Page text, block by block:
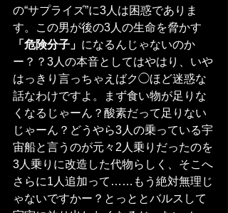
の“サプライズ”に3人は困惑でありま
す。この男が後の3人の生命を脅かす
「危険分子」 になるんじゃないのか
ー？？3人の本音としてはやはり、いや
はっきり言っちゃえばク◯ほど迷惑な
話なわけですよ。まず食い物が足りな
くなるじゃーん？酸素だって足りない
じゃーん？どうやら3人の乗っている宇
宙船と言うのが元々2人乗りだったのを
3人乗りに改造した代物らしく、そこへ
さらに1人追加って……もう絶対無理じ
ゃないですかー？とっととバルスして